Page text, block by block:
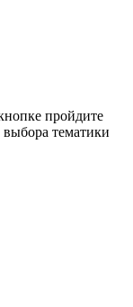
пройдите
тематики